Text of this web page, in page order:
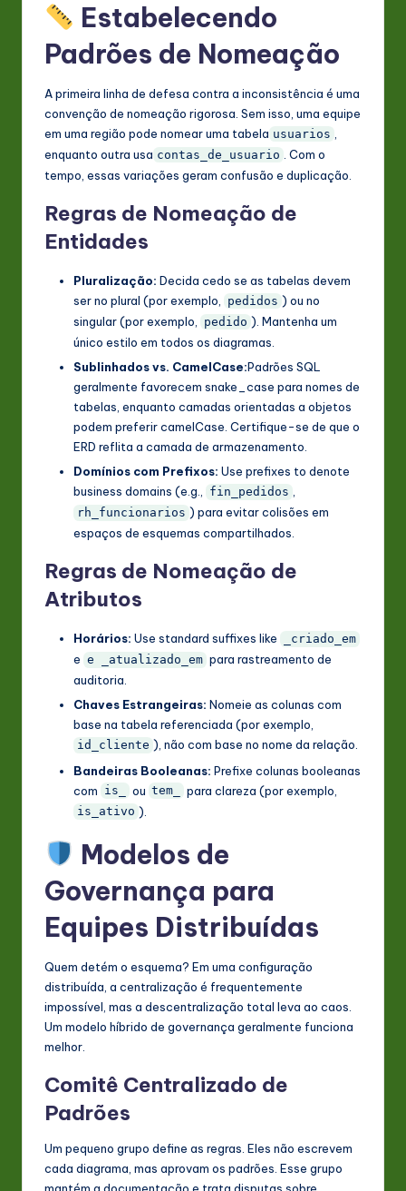
Estabelecendo
Padrões de Nomeação
A primeira linha de defesa contra a inconsistência é uma
convenção de nomeação rigorosa. Sem isso, uma equipe
em uma região pode nomear uma tabela usuarios
enquanto outra usa contas_de_usuario
. Com o
tempo, essas variações geram confusão e duplicação.
Regras de Nomeação de
Entidades
Pluralização: Decida cedo se as tabelas devem
ser no plural (por exemplo,
pedidos ) ou no
singular (por exemplo,
pedido ). Mantenha um
único estilo em todos os diagramas.
Sublinhados vs. CamelCase:Padrões SQL
geralmente favorecem snake_case para nomes de
tabelas, enquanto camadas orientadas a objetos
podem preferir camelCase. Certifique-se de que o
ERD reflita a camada de armazenamento.
Domínios com Prefixos: Use prefixes to denote
business domains (e.g., fin_pedidos ,
rh_funcionarios ) para evitar colisões em
espaços de esquemas compartilhados.
Regras de Nomeação de
Atributos
Horários: Use standard suffixes like _criado_em
e e _atualizado_em para rastreamento de
auditoria.
Chaves Estrangeiras: Nomeie as colunas com
base na tabela referenciada (por exemplo,
id_cliente ), não com base no nome da relação.
Bandeiras Booleanas: Prefixe colunas booleanas
com is_ ou tem_ para clareza (por exemplo,
is_ativo ).
Modelos de
Governança para
Equipes Distribuídas
Quem detém o esquema? Em uma configuração
distribuída, a centralização é frequentemente
impossível, mas a descentralização total leva ao caos.
Um modelo híbrido de governança geralmente funciona
melhor.
Comitê Centralizado de
Padrões
Um pequeno grupo define as regras. Eles não escrevem
cada diagrama, mas aprovam os padrões. Esse grupo
mantém a documentação e trata disputas sobre